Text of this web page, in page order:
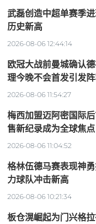
武磊创造中超单赛季
历史新高
2026-08-06 12:44:14
欧冠大战前曼城确认
理今晚不会首发引发
2026-08-06 11:54:27
梅西加盟迈阿密国际
售新纪录成为全球焦点
2026-08-06 11:04:52
格林伍德马赛表现神
力球队冲击新高
2026-08-06 10:21:34
板仓滉崛起为门兴格